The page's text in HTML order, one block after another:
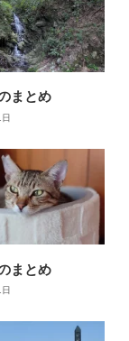
まとめ
まとめ